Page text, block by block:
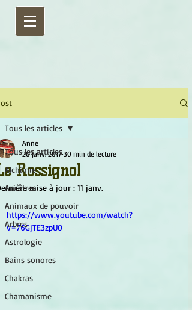
Tous les articles
Alchimie
Ancêtres
Animaux de pouvoir
Arbres
Astrologie
Bains sonores
Chakras
Chamanisme
Tous les articles
Rossignol
Anne
20 janv. 2017 30 min de lecture
mise à jour : 11 janv.
https://www.youtube.com/watch?
v=76GjTE3zpU0